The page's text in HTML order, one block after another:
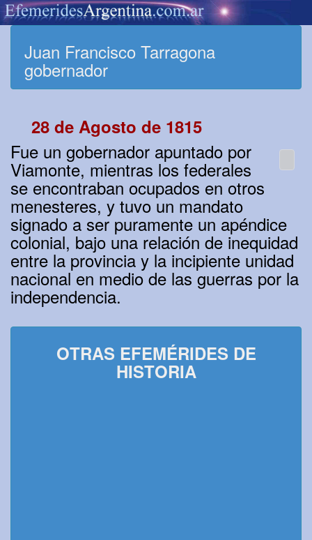
Juan Francisco Tarragona
gobernador
28 de Agosto de 1815
Fue un gobernador apuntado por
Viamonte, mientras los federales
se encontraban ocupados en otros
menesteres, y tuvo un mandato
signado a ser puramente un apéndice
colonial, bajo una relación de inequidad
entre la provincia y la incipiente unidad
nacional en medio de las guerras por la
independencia.
OTRAS EFEMÉRIDES DE
HISTORIA